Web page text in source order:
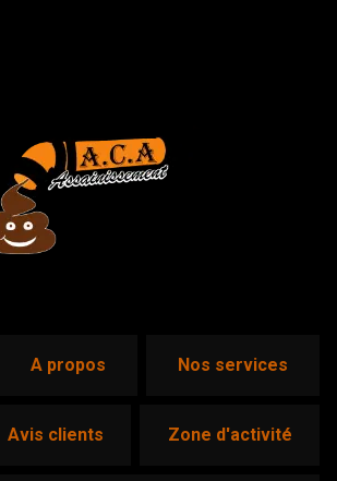
a propos nos services
avis clients zone d'activité